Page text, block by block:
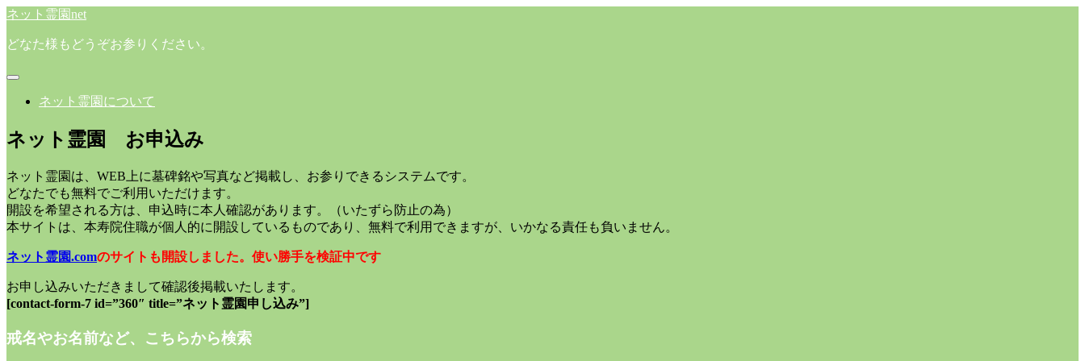
ネット霊園net
どなた様もどうぞお参りください。
ネット霊園について
ネット霊園 お申込み
ネット霊園は、WEB上に墓碑銘や写真など掲載し、お参りできるシステムです。
どなたでも無料でご利用いただけます。
開設を希望される方は、申込時に本人確認があります。（いたずら防止の為）
本サイトは、本寿院住職が個人的に開設しているものであり、無料で利用できますが、いかなる責任も負いません。
ネット霊園.comのサイトも開設しました。使い勝手を検証中です
お申し込みいただきまして確認後掲載いたします。
[contact-form-7 id=”360″ title=”ネット霊園申し込み”]
戒名やお名前など、こちらから検索